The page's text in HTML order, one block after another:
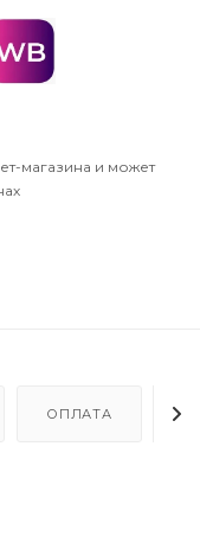
магазина и может
ОПЛАТА